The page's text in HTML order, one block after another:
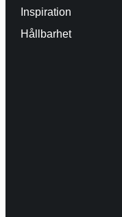
Inspiration
Hållbarhet